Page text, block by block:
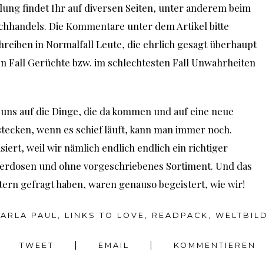
findet Ihr auf diversen Seiten, unter anderem beim
Die Kommentare unter dem Artikel bitte
in Normalfall Leute, die ehrlich gesagt überhaupt
Fall Gerüchte bzw. im schlechtesten Fall Unwahrheiten
auf die Dinge, die da kommen und auf eine neue
wenn es schief läuft, kann man immer noch.
weil wir nämlich endlich endlich ein richtiger
und ohne vorgeschriebenes Sortiment. Und das
gefragt haben, waren genauso begeistert, wie wir!
PAUL , LINKS TO LOVE , READPACK , WELTBILD
TWEET EMAIL KOMMENTIEREN